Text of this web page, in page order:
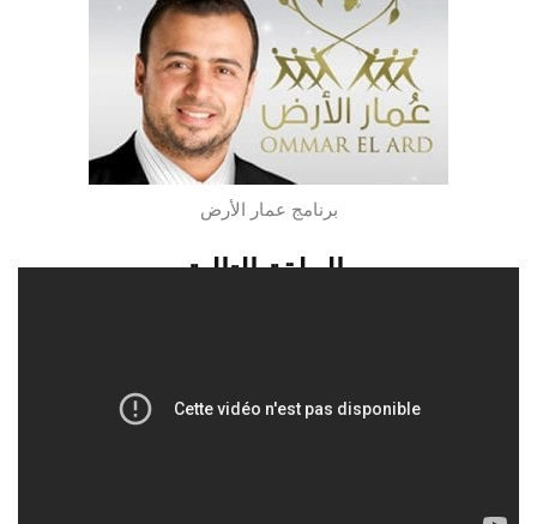
برنامج عمار الأرض
الحلقة التالية